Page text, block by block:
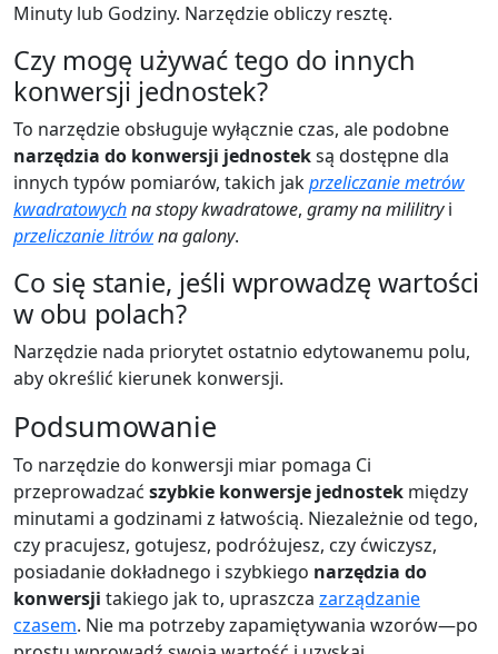
Minuty lub Godziny. Narzędzie obliczy resztę.
Czy mogę używać tego do innych
konwersji jednostek?
To narzędzie obsługuje wyłącznie czas, ale podobne
narzędzia do konwersji jednosteksą dostępne dla
innych typów pomiarów, takich jakprzeliczanie metrów
kwadratowychna stopy kwadratowe, gramy na mililitryi
przeliczanie litrówna galony.
Co się stanie, jeśli wprowadzę wartości
w obu polach?
Narzędzie nada priorytet ostatnio edytowanemu polu,
aby określić kierunek konwersji.
Podsumowanie
To narzędzie do konwersji miar pomaga Ci
przeprowadzać szybkie konwersje jednostek między
minutami a godzinami z łatwością. Niezależnie od tego,
czy pracujesz, gotujesz, podróżujesz, czy ćwiczysz,
posiadanie dokładnego i szybkiego narzędzia do
konwersji takiego jak to, upraszcza zarządzanie
czasem. Nie ma potrzeby zapamiętywania wzorów—po